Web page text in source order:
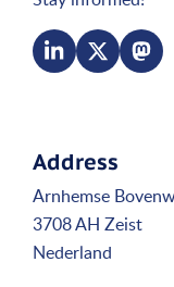
Address
Arnhemse
3708 AH Zeist
Nederland